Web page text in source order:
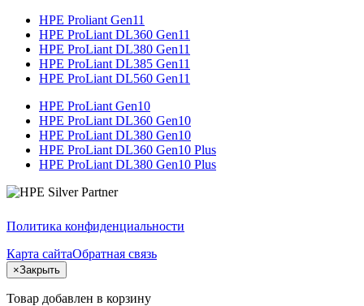
HPE Proliant Gen11
HPE ProLiant DL360 Gen11
HPE ProLiant DL380 Gen11
HPE ProLiant DL385 Gen11
HPE ProLiant DL560 Gen11
HPE ProLiant Gen10
HPE ProLiant DL360 Gen10
HPE ProLiant DL380 Gen10
HPE ProLiant DL360 Gen10 Plus
HPE ProLiant DL380 Gen10 Plus
Политика конфиденциальности
Карта сайтаОбратная связь
×Закрыть
Товар добавлен в корзину